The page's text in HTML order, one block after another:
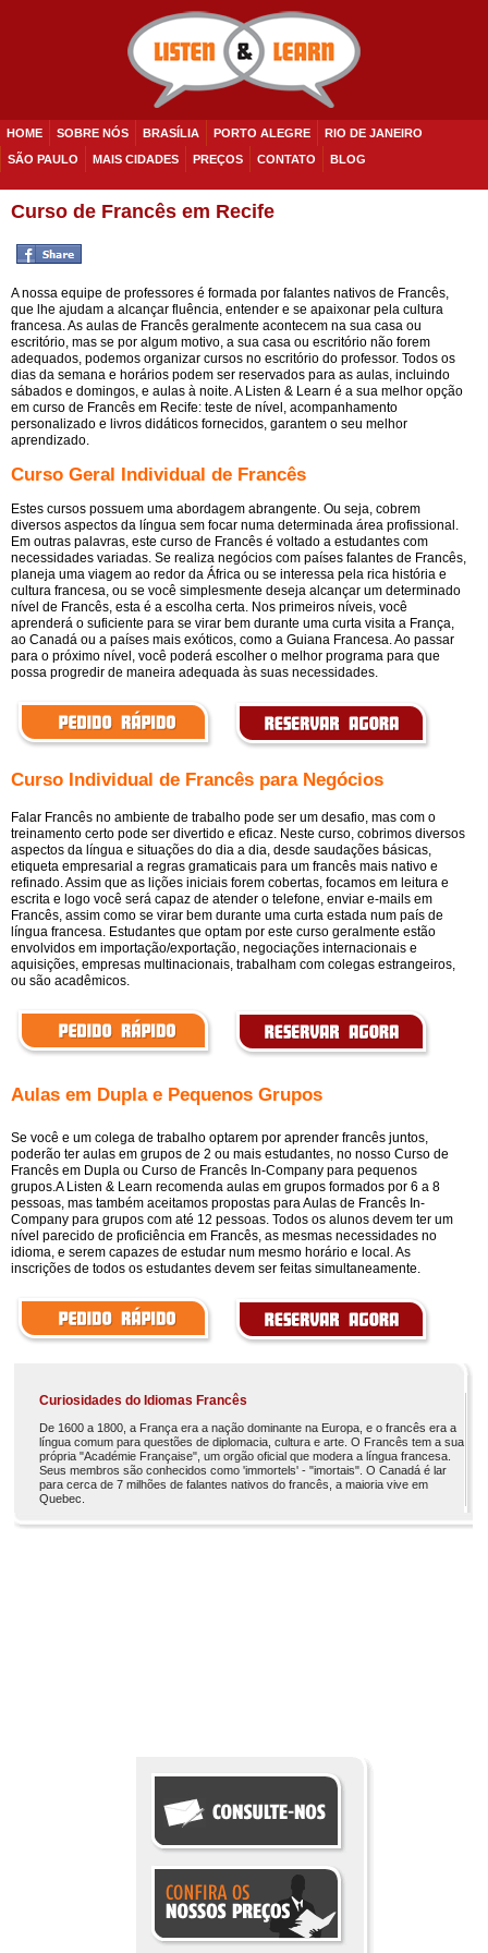
HOME SOBRE NÓS BRASÍLIA PORTO ALEGRE
RIO DE JANEIRO
SÃO PAULO
MAIS CIDADES PREÇOS CONTATO BLOG
Curso de Francês em Recife
A nossa equipe de professores é formada por falantes nativos de Francês,
que lhe ajudam a alcançar fluência, entender e se apaixonar pela cultura
francesa. As aulas de Francês geralmente acontecem na sua casa ou
escritório, mas se por algum motivo, a sua casa ou escritório não forem
adequados, podemos organizar cursos no escritório do professor. Todos os
dias da semana e horários podem ser reservados para as aulas, incluindo
sábados e domingos, e aulas à noite. A Listen & Learn é a sua melhor opção
em curso de Francês em Recife: teste de nível, acompanhamento
personalizado e livros didáticos fornecidos, garantem o seu melhor
aprendizado.
Curso Geral Individual de Francês
Estes cursos possuem uma abordagem abrangente. Ou seja, cobrem
diversos aspectos da língua sem focar numa determinada área profissional.
Em outras palavras, este curso de Francês é voltado a estudantes com
necessidades variadas. Se realiza negócios com países falantes de Francês,
planeja uma viagem ao redor da África ou se interessa pela rica história e
cultura francesa, ou se você simplesmente deseja alcançar um determinado
nível de Francês, esta é a escolha certa. Nos primeiros níveis, você
aprenderá o suficiente para se virar bem durante uma curta visita a França,
ao Canadá ou a países mais exóticos, como a Guiana Francesa. Ao passar
para o próximo nível, você poderá escolher o melhor programa para que
possa progredir de maneira adequada às suas necessidades.
Curso Individual de Francês para Negócios
Falar Francês no ambiente de trabalho pode ser um desafio, mas com o
treinamento certo pode ser divertido e eficaz. Neste curso, cobrimos diversos
aspectos da língua e situações do dia a dia, desde saudações básicas,
etiqueta empresarial a regras gramaticais para um francês mais nativo e
refinado. Assim que as lições iniciais forem cobertas, focamos em leitura e
escrita e logo você será capaz de atender o telefone, enviar e-mails em
Francês, assim como se virar bem durante uma curta estada num país de
língua francesa. Estudantes que optam por este curso geralmente estão
envolvidos em importação/exportação, negociações internacionais e
aquisições, empresas multinacionais, trabalham com colegas estrangeiros,
ou são acadêmicos.
Aulas em Dupla e Pequenos Grupos
Se você e um colega de trabalho optarem por aprender francês juntos,
poderão ter aulas em grupos de 2 ou mais estudantes, no nosso Curso de
Francês em Dupla ou Curso de Francês In-Company para pequenos
grupos.A Listen & Learn recomenda aulas em grupos formados por 6 a 8
pessoas, mas também aceitamos propostas para Aulas de Francês In-
Company para grupos com até 12 pessoas. Todos os alunos devem ter um
nível parecido de proficiência em Francês, as mesmas necessidades no
idioma, e serem capazes de estudar num mesmo horário e local. As
inscrições de todos os estudantes devem ser feitas simultaneamente.
Curiosidades do Idiomas Francês
De 1600 a 1800, a França era a nação dominante na Europa, e o francês era a
língua comum para questões de diplomacia, cultura e arte. O Francês tem a sua
própria "Académie Française", um orgão oficial que modera a língua francesa.
Seus membros são conhecidos como 'immortels' - "imortais". O Canadá é lar
para cerca de 7 milhões de falantes nativos do francês, a maioria vive em
Quebec.